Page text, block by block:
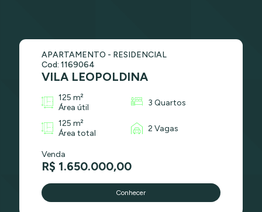
APARTAMENTO - RESIDENCIAL
Cod: 1169064
VILA LEOPOLDINA
125 m²
Área útil
3 Quartos
125 m²
Área total
2 Vagas
Venda
R$ 1.650.000,00
Conhecer